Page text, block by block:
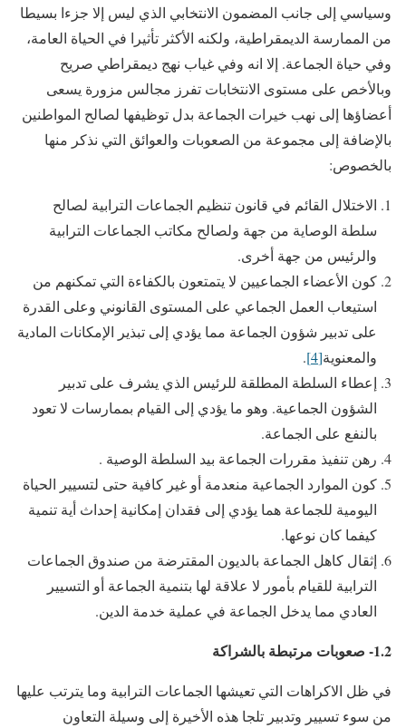
وسياسي إلى جانب المضمون الانتخابي الذي ليس إلا جزءا بسيطا
من الممارسة الديمقراطية، ولكنه الأكثر تأثيرا في الحياة العامة،
وفي حياة الجماعة. إلا انه وفي غياب نهج ديمقراطي صريح
وبالأخص على مستوى الانتخابات تفرز مجالس مزورة يسعى
أعضاؤها إلى نهب خيرات الجماعة بدل توظيفها لصالح المواطنين
بالإضافة إلى مجموعة من الصعوبات والعوائق التي نذكر منها
بالخصوص:
الاختلال القائم في قانون تنظيم الجماعات الترابية لصالح
سلطة الوصاية من جهة ولصالح مكاتب الجماعات الترابية
والرئيس من جهة أخرى.
كون الأعضاء الجماعيين لا يتمتعون بالكفاءة التي تمكنهم من
استيعاب العمل الجماعي على المستوى القانوني وعلى القدرة
على تدبير شؤون الجماعة مما يؤدي إلى تبذير الإمكانات المادية
والمعنوية[4]
.
إعطاء السلطة المطلقة للرئيس الذي يشرف على تدبير
الشؤون الجماعية. وهو ما يؤدي إلى القيام بممارسات لا تعود
بالنفع على الجماعة.
رهن تنفيذ مقررات الجماعة بيد السلطة الوصية .
كون الموارد الجماعية منعدمة أو غير كافية حتى لتسيير الحياة
اليومية للجماعة هما يؤدي إلى فقدان إمكانية إحداث أية تنمية
كيفما كان نوعها.
إثقال كاهل الجماعة بالديون المقترضة من صندوق الجماعات
الترابية للقيام بأمور لا علاقة لها بتنمية الجماعة أو التسيير
العادي مما يدخل الجماعة في عملية خدمة الدين.
1.2- صعوبات مرتبطة بالشراكة
في ظل الاكراهات التي تعيشها الجماعات الترابية وما يترتب عليها
من سوء تسيير وتدبير تلجا هذه الأخيرة إلى وسيلة التعاون